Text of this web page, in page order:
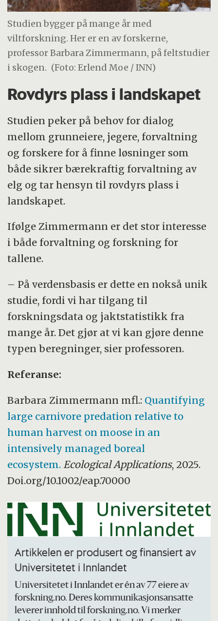
Studien bygger på mange år med
viltforskning. Her er en av forskerne,
professor Barbara Zimmermann, på feltstudier
i skogen. (Foto: Erlend Moe / INN)
Rovdyrs plass i landskapet
Studien peker på behov for dialog
mellom grunneiere, jegere, forvaltning
og forskere for å finne løsninger som
både sikrer bærekraftig forvaltning av
elg og tar hensyn til rovdyrs plass i
landskapet.
Ifølge Zimmermann er det stor interesse
i både forvaltning og forskning for
tallene.
– På verdensbasis er dette en nokså unik
studie, fordi vi har tilgang til
forskningsdata og jaktstatistikk fra
mange år. Det gjør at vi kan gjøre denne
typen beregninger, sier professoren.
Referanse:
Barbara Zimmermann mfl.: Quantifying
large carnivore predation relative to
human harvest on moose in an
intensively managed boreal
ecosystem. Ecological Applications, 2025.
Doi.org/10.1002/eap.70000
Artikkelen er produsert og finansiert av
Universitetet i Innlandet
Universitetet i Innlandet er én av 77 eiere av
forskning.no. Deres kommunikasjonsansatte
leverer innhold til forskning.no. Vi merker